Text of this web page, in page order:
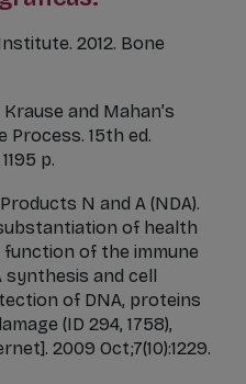
2012. Bone
and Mahan’s
Process. 15th ed.
p.
N and A (NDA).
of health
of the immune
synthesis and cell
of DNA, proteins
(ID 294, 1758),
2009 Oct;7(10):1229.